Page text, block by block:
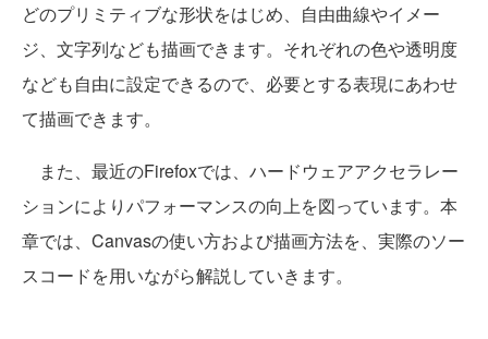
どのプリミティブな形状をはじめ、自由曲線やイメー
ジ、文字列なども描画できます。それぞれの色や透明度
なども自由に設定できるので、必要とする表現にあわせ
て描画できます。
また、最近のFirefoxでは、ハードウェアアクセラレー
ションによりパフォーマンスの向上を図っています。本
章では、Canvasの使い方および描画方法を、実際のソー
スコードを用いながら解説していきます。